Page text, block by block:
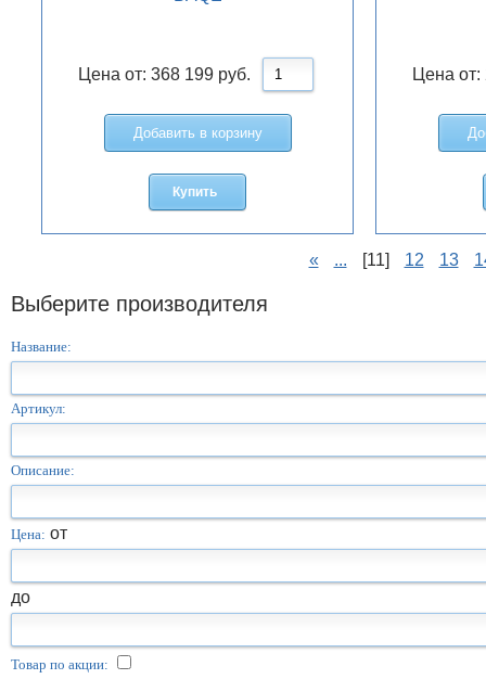
Выберите производителя
Название:
Артикул:
Описание:
Цена: от
до
Товар по акции:
Цена от:368 199 руб.
Добавить в корзину
Купить
Цена от:
« ... [11] 12 13